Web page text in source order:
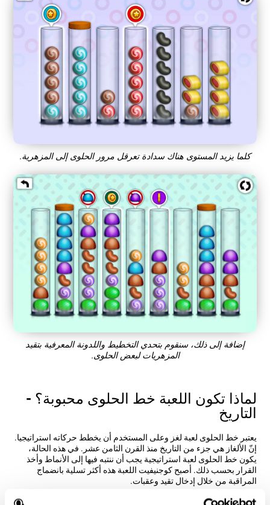
كلما يزيد المستوى هناك سدادة تعرقل مرور الحلوى إلى المزهرية.
إضافة إلى ذلك، سنقوم بتحدي التخطيط واللدونة المعرفية بتقيد
المزهريات لبعض الحلوى.
لماذا تكون اللعبة خط الحلوى محبوبة؟ -
التاريخ
يعتبر خط الحلوى لعبة لغز وعلى المستخدم أن يخطط حركاته استراتيجيا.
إنّ الألغاز هي جزء من التاريخ منذ القرن الثامن عشر. في هذه الحالة،
يكون خط الحلوى لعبة استراتيجية يجب أن ننتبه فيها إلى الأنماط وأخذ
القرار بحسب ذلك. أصبح كوجنيفيت اللعبة هذه أكثر تسلية بانضماج
المراقبة من خلال إدخال تقيد وعقبات.
كيف تحسّن اللعبة العقلية "خط الحلوى"